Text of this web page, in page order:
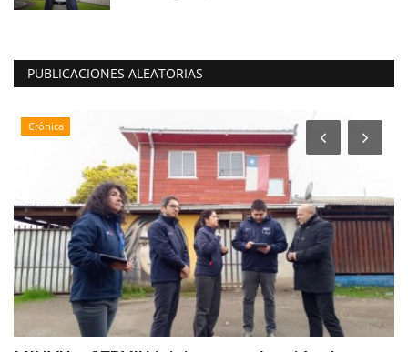
PUBLICACIONES ALEATORIAS
Crónica